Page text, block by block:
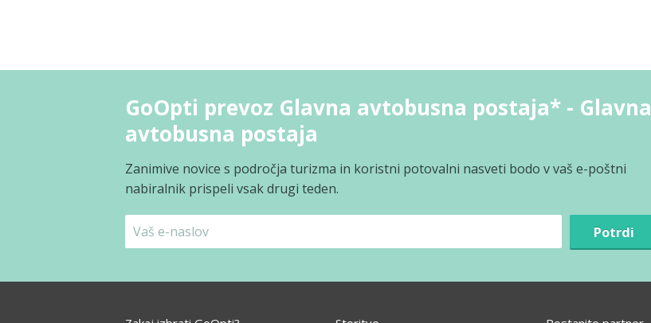
GoOpti prevoz Glavna avtobusna postaja* - Glavna
avtobusna postaja
Zanimive novice s področja turizma in koristni potovalni nasveti bodo v vaš e-poštni
nabiralnik prispeli vsak drugi teden.
Potrdi